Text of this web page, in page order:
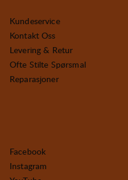
Kundeservice
Kontakt Oss
Levering & Retur
Ofte Stilte Spørsmal
Reparasjoner
Facebook
Instagram